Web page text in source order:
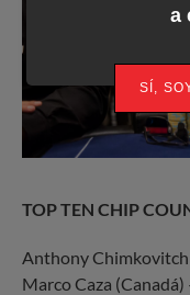
TOP TEN CHIP
Anthony Chimkovitch
Marco Caza
a
SÍ,